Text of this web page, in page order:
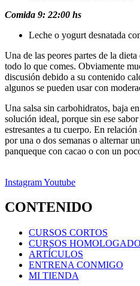
Comida 9: 22:00 hs
Leche o yogurt desnatada
Una de las peores partes de la
todo lo que comes. Obviamente
discusión debido a su contenido
algunos se pueden usar con
Una salsa sin carbohidratos, baja
solución ideal, porque sin ese
estresantes a tu cuerpo. En
por una o dos semanas o alternar
panqueque con cacao o con un
InstagramYoutube
CONTENIDO
CURSOS CORTOS
CURSOS
ARTÍCULOS
ENTRENA CONMIGO
MI TIENDA